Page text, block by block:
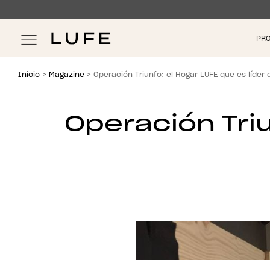
Inicio > Magazine > Operación Triunfo: el Hogar LUFE que es líder
Operación